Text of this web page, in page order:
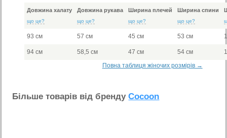
Довжина халату
що це?
Довжина рукава
що це?
Ширина плечей
що це?
Ширина спини
що це?
93 см 57 см 45 см 53 см
94 см 58,5 см 47 см 54 см
Повна таблиця жіночих розмірів →
Бiльше товарiв вiд брендуCocoon